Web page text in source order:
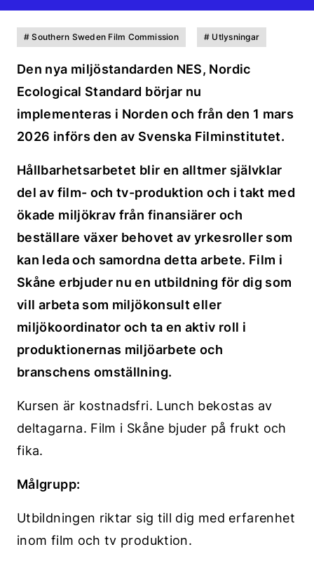
# Southern Sweden Film Commission # Utlysningar
Den nya miljöstandarden NES, Nordic
Ecological Standard börjar nu
implementeras i Norden och från den 1 mars
2026 införs den av Svenska Filminstitutet.
Hållbarhetsarbetet blir en alltmer självklar
del av film- och tv-produktion och i takt med
ökade miljökrav från finansiärer och
beställare växer behovet av yrkesroller som
kan leda och samordna detta arbete. Film i
Skåne erbjuder nu en utbildning för dig som
vill arbeta som miljökonsult eller
miljökoordinator och ta en aktiv roll i
produktionernas miljöarbete och
branschens omställning.
Kursen är kostnadsfri. Lunch bekostas av
deltagarna. Film i Skåne bjuder på frukt och
fika.
Målgrupp:
Utbildningen riktar sig till dig med erfarenhet
inom film och tv produktion.